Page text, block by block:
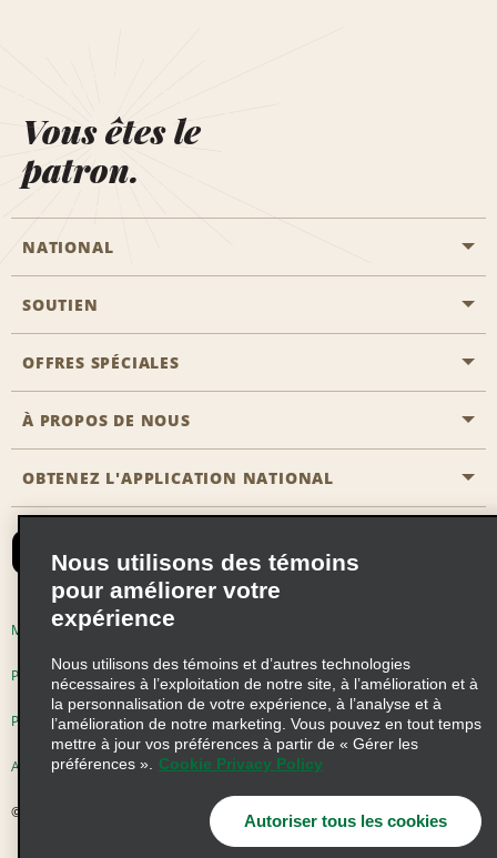
Vous êtes le
patron.
NATIONAL
Aviation générale
Emplacements Emerald Aisle
Agents de voyage
Réserver un véhicule pour quelqu'un d'autre
Emerald Club se connecter
Emerald Club S'inscrire
Emerald Club Avantages
Emerald Club Services
SOUTIEN
Clients ayant un handicap
Nous contacter
FAQ
OFFRES SPÉCIALES
Toutes les offres
Abonnement aux courriels
À PROPOS DE NOUS
Histoire de l’entreprise
Nouvelles et histoires
Responsabilité sociale
Occasions de franchise mondiales
Perspectives de carrière
OBTENEZ L'APPLICATION NATIONAL
Modalités d'utilisation
Politique sur les fichiers témoins
Pluriannuel d'accessibilité Choix de confidentialité
AdChoices
© 2026 Enterprise Holdings, Inc. Tous droits réservés
Nous utilisons des témoins
pour améliorer votre
expérience
Nous utilisons des témoins et d’autres technologies
nécessaires à l’exploitation de notre site, à l’amélioration et à
la personnalisation de votre expérience, à l’analyse et à
l’amélioration de notre marketing. Vous pouvez en tout temps
mettre à jour vos préférences à partir de « Gérer les
préférences ».
Cookie Privacy Policy
Autoriser tous les cookies